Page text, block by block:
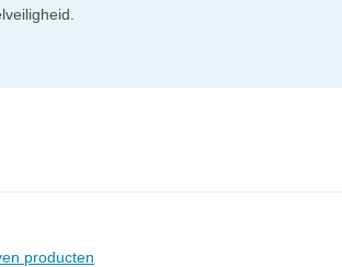
producten